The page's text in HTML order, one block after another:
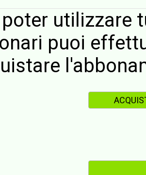
poter utilizzare
puoi